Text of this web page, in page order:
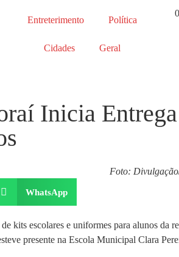
Entreterimento Política
Cidades Geral
Inicia
Foto:
WhatsApp
kits escolares e uniformes para alunos da
presente na Escola Municipal Clara